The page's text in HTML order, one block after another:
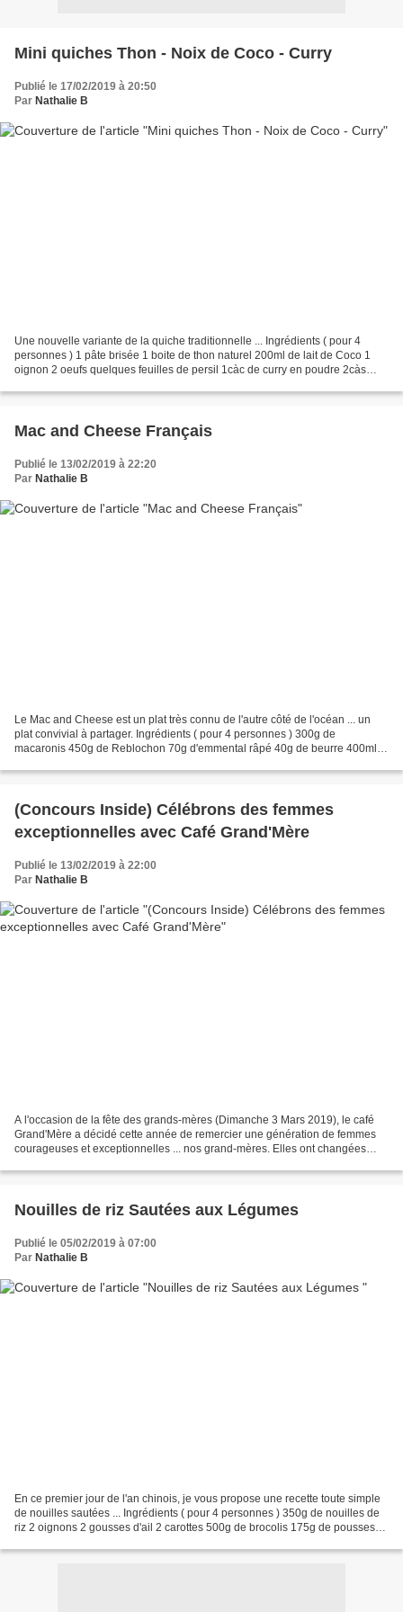
Mini quiches Thon - Noix de Coco - Curry
Publié le 17/02/2019 à 20:50
Par Nathalie B
Une nouvelle variante de la quiche traditionnelle ... Ingrédients ( pour 4
personnes ) 1 pâte brisée 1 boite de thon naturel 200ml de lait de Coco 1
oignon 2 oeufs quelques feuilles de persil 1càc de curry en poudre 2càs
Mac and Cheese Français
Publié le 13/02/2019 à 22:20
Par Nathalie B
Le Mac and Cheese est un plat très connu de l'autre côté de l'océan ... un
plat convivial à partager. Ingrédients ( pour 4 personnes ) 300g de
macaronis 450g de Reblochon 70g d'emmental râpé 40g de beurre 400ml
(Concours Inside) Célébrons des femmes
exceptionnelles avec Café Grand'Mère
Publié le 13/02/2019 à 22:00
Par Nathalie B
A l'occasion de la fête des grands-mères (Dimanche 3 Mars 2019), le café
Grand'Mère a décidé cette année de remercier une génération de femmes
courageuses et exceptionnelles ... nos grand-mères. Elles ont changées
Nouilles de riz Sautées aux Légumes
Publié le 05/02/2019 à 07:00
Par Nathalie B
En ce premier jour de l'an chinois, je vous propose une recette toute simple
de nouilles sautées ... Ingrédients ( pour 4 personnes ) 350g de nouilles de
riz 2 oignons 2 gousses d'ail 2 carottes 500g de brocolis 175g de pousses